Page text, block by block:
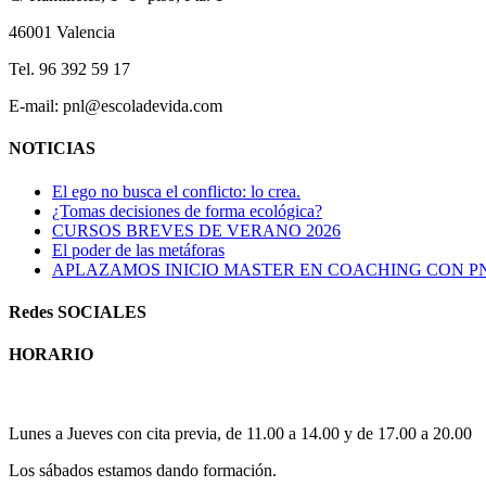
46001 Valencia
Tel. 96 392 59 17
E-mail: pnl@escoladevida.com
NOTICIAS
El ego no busca el conflicto: lo crea.
¿Tomas decisiones de forma ecológica?
CURSOS BREVES DE VERANO 2026
El poder de las metáforas
APLAZAMOS INICIO MASTER EN COACHING CON
Redes SOCIALES
HORARIO
Lunes a Jueves con cita previa, de 11.00 a 14.00 y de 17.00 a 20.00
Los sábados estamos dando formación.